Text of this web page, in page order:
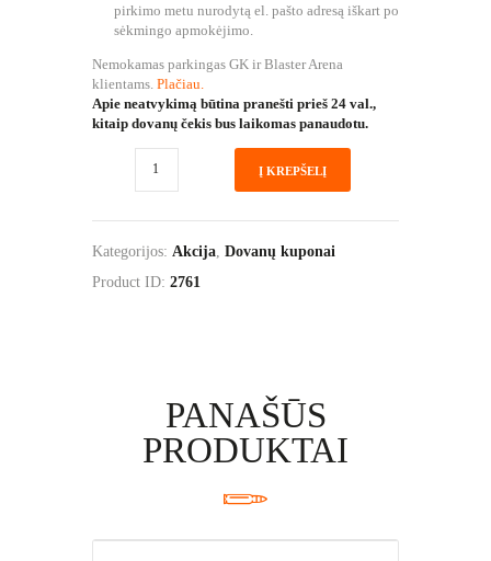
pirkimo metu nurodytą el. pašto adresą iškart po
sėkmingo apmokėjimo.
Nemokamas parkingas GK ir Blaster Arena
klientams. Plačiau.
Apie neatvykimą būtina pranešti prieš 24 val.,
kitaip dovanų čekis bus laikomas panaudotu.
EXCLUSIVE
kuponas
grupėms
Į KREPŠELĮ
Kategorijos: Akcija Dovanų kuponai
Product ID: 2761
PANAŠŪS
PRODUKTAI